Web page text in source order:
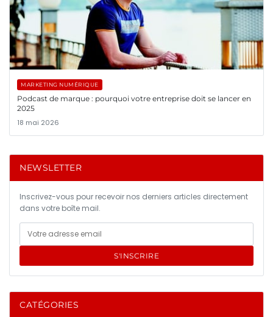
MARKETING NUMÉRIQUE
Podcast de marque : pourquoi votre entreprise doit se lancer en
2025
18 mai 2026
NEWSLETTER
Inscrivez-vous pour recevoir nos derniers articles directement
dans votre boîte mail.
S'INSCRIRE
CATÉGORIES